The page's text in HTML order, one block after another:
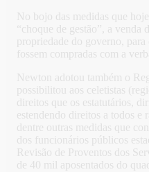
No bojo das medidas que
“choque de gestão”, a venda
propriedade do governo,
fossem compradas com a
Newton adotou também o
possibilitou aos celetistas
direitos que os estatutários,
estendendo direitos a todos e
dentre outras medidas que
dos funcionários públicos
Revisão de Proventos dos
de 40 mil aposentados do